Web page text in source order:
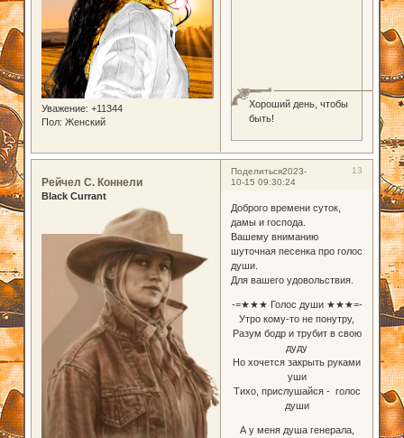
Уважение: +11344
Пол: Женский
Хороший день, чтобы
быть!
Поделиться 13
2023-
10-15 09:30:24
Рейчел С. Коннели
Black Currant
Доброго времени суток,
дамы и господа.
Вашему вниманию
шуточная песенка про голос
души.
Для вашего удовольствия.
-=★★★ Голос души ★★★=-
Утро кому-то не понутру,
Разум бодр и трубит в свою
дуду
Но хочется закрыть руками
уши
Тихо, прислушайся - голос
души
А у меня душа генерала,